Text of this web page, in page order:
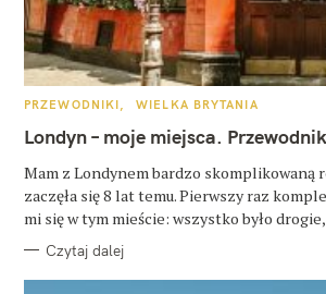
K
T
E
O
R
I
PRZEWODNIKI WIELKA BRYTANIA
Londyn – moje miejsca.
Mam z Londynem bardzo skomplikowaną
zaczęła się 8 lat temu. Pierwszy raz
mi się w tym mieście: wszystko było
Czytaj dalej